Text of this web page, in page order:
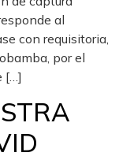
al
con requisitoria,
por el
[…]